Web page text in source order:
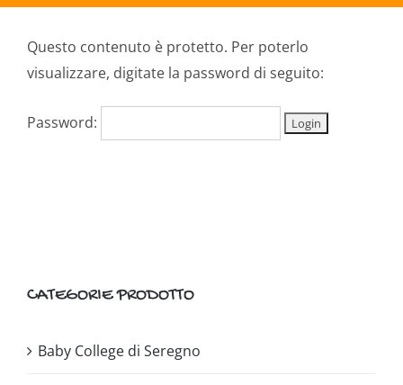
Questo contenuto è protetto. Per poterlo
visualizzare, digitate la password di seguito:
Password:
CATEGORIE PRODOTTO
Baby College di Seregno